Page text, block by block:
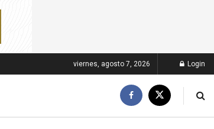
viernes, agosto 7, 2026 Login